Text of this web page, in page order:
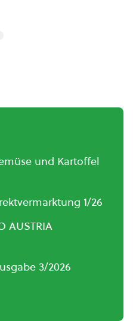
und Kartoffel
1/26
AUSTRIA
3/2026